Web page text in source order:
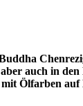
auch in
Ölfarben